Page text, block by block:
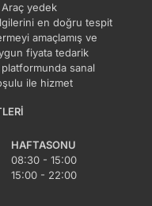
yedek
en doğru tespit
amaçlamış ve
fiyata tedarik
platformunda sanal
ile hizmet
HAFTASONU
08:30 - 15:00
15:00 - 22:00